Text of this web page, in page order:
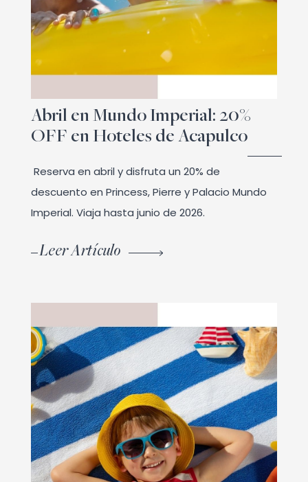
Abril en Mundo Imperial: 20%
OFF en Hoteles de Acapulco
Reserva en abril y disfruta un 20% de
descuento en Princess, Pierre y Palacio Mundo
Imperial. Viaja hasta junio de 2026.
Leer Artículo